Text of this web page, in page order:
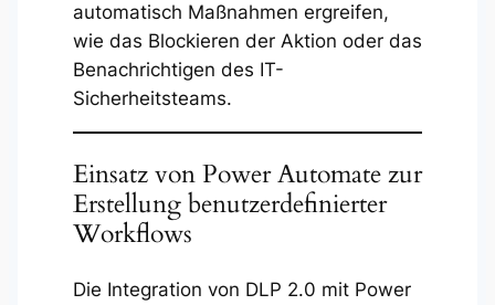
automatisch Maßnahmen ergreifen,
wie das Blockieren der Aktion oder das
Benachrichtigen des IT-
Sicherheitsteams.
Einsatz von Power Automate zur
Erstellung benutzerdefinierter
Workflows
Die Integration von DLP 2.0 mit Power